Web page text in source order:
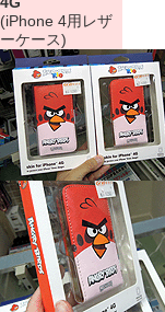
(iPhone 4用レザ
ーケース)